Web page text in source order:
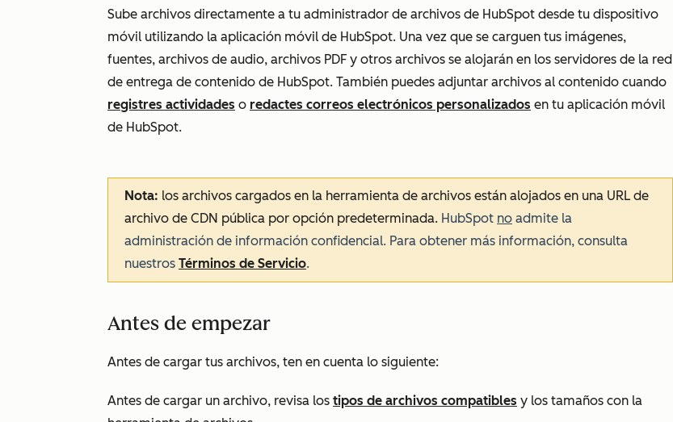
Sube archivos directamente a tu administrador de archivos de HubSpot desde tu dispositivo
móvil utilizando la aplicación móvil de HubSpot. Una vez que se carguen tus imágenes,
fuentes, archivos de audio, archivos PDF y otros archivos se alojarán en los servidores de la red
de entrega de contenido de HubSpot. También puedes adjuntar archivos al contenido cuando
registres actividades o redactes correos electrónicos personalizados en tu aplicación móvil
de HubSpot.
Nota: los archivos cargados en la herramienta de archivos están alojados en una URL de
archivo de CDN pública por opción predeterminada. HubSpot no admite la
administración de información confidencial. Para obtener más información, consulta
nuestros Términos de Servicio.
Antes de empezar
Antes de cargar tus archivos, ten en cuenta lo siguiente:
Antes de cargar un archivo, revisa los tipos de archivos compatibles y los tamaños con la